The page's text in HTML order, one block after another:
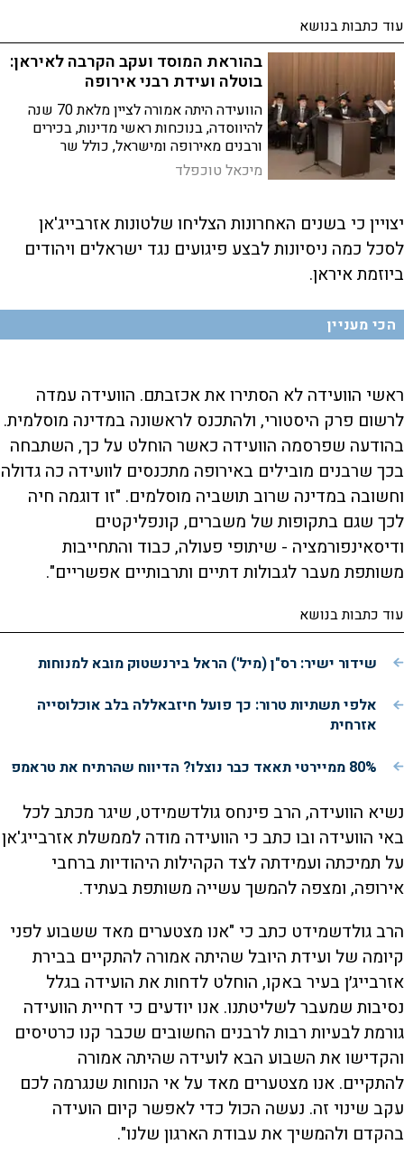
עוד כתבות בנושא
בהוראת המוסד ועקב הקרבה לאיראן:
בוטלה ועידת רבני אירופה
הוועידה היתה אמורה לציין מלאת 70 שנה
להיווסדה, בנוכחות ראשי מדינות, בכירים
ורבנים מאירופה ומישראל, כולל שר
התפוצות ושר המורשת. מנהלי הוועידה
שוקלים להעביר אותה לבירה אחרת
מיכאל טוכפלד
יצויין כי בשנים האחרונות הצליחו שלטונות אזרבייג'אן
לסכל כמה ניסיונות לבצע פיגועים נגד ישראלים ויהודים
ביוזמת איראן.
הכי מעניין
ראשי הוועידה לא הסתירו את אכזבתם. הוועידה עמדה
לרשום פרק היסטורי, ולהתכנס לראשונה במדינה מוסלמית.
בהודעה שפרסמה הוועידה כאשר הוחלט על כך, השתבחה
בכך שרבנים מובילים באירופה מתכנסים לוועידה כה גדולה
וחשובה במדינה שרוב תושביה מוסלמים. "זו דוגמה חיה
לכך שגם בתקופות של משברים, קונפליקטים
ודיסאינפורמציה - שיתופי פעולה, כבוד והתחייבות
משותפת מעבר לגבולות דתיים ותרבותיים אפשריים".
עוד כתבות בנושא
שידור ישיר: רס"ן (מיל') הראל בירנשטוק מובא למנוחות
אלפי תשתיות טרור: כך פועל חיזבאללה בלב אוכלוסייה
אזרחית
80% ממיירטי תאאד כבר נוצלו? הדיווח שהרתיח את טראמפ
נשיא הוועידה, הרב פינחס גולדשמידט, שיגר מכתב לכל
באי הוועידה ובו כתב כי הוועידה מודה לממשלת אזרבייג'אן
על תמיכתה ועמידתה לצד הקהילות היהודיות ברחבי
אירופה, ומצפה להמשך עשייה משותפת בעתיד.
הרב גולדשמידט כתב כי "אנו מצטערים מאד ששבוע לפני
קיומה של ועידת היובל שהיתה אמורה להתקיים בבירת
אזרבייג׳ן בעיר באקו, הוחלט לדחות את הועידה בגלל
נסיבות שמעבר לשליטתנו. אנו יודעים כי דחיית הוועידה
גורמת לבעיות רבות לרבנים החשובים שכבר קנו כרטיסים
והקדישו את השבוע הבא לועידה שהיתה אמורה
להתקיים. אנו מצטערים מאד על אי הנוחות שנגרמה לכם
עקב שינוי זה. נעשה הכול כדי לאפשר קיום הועידה
בהקדם ולהמשיך את עבודת הארגון שלנו".